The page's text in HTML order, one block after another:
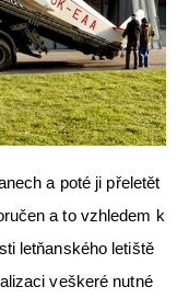
a poté ji přeletět
a to vzhledem k
letňanského letiště
veškeré nutné